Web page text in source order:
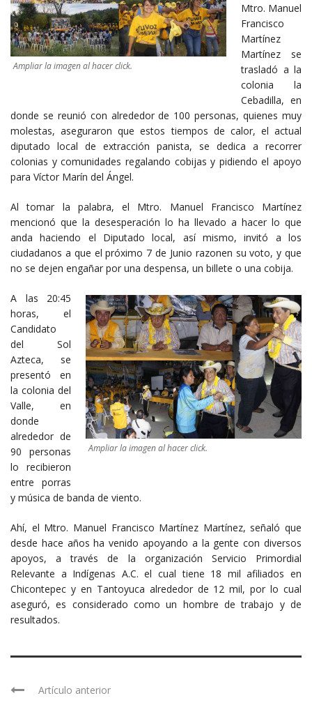
Ampliar la imagen al hacer click.
Mtro. Manuel
Francisco
Martínez
Martínez se
trasladó a la
colonia la
Cebadilla, en
donde se reunió con alrededor de 100 personas, quienes muy
molestas, aseguraron que estos tiempos de calor, el actual
diputado local de extracción panista, se dedica a recorrer
colonias y comunidades regalando cobijas y pidiendo el apoyo
para Víctor Marín del Ángel.
Al tomar la palabra, el Mtro. Manuel Francisco Martínez
mencionó que la desesperación lo ha llevado a hacer lo que
anda haciendo el Diputado local, así mismo, invitó a los
ciudadanos a que el próximo 7 de Junio razonen su voto, y que
no se dejen engañar por una despensa, un billete o una cobija.
Ampliar la imagen al hacer click.
A las 20:45
horas, el
Candidato
del Sol
Azteca, se
presentó en
la colonia del
Valle, en
donde
alrededor de
90 personas
lo recibieron
entre porras
y música de banda de viento.
Ahí, el Mtro. Manuel Francisco Martínez Martínez, señaló que
desde hace años ha venido apoyando a la gente con diversos
apoyos, a través de la organización Servicio Primordial
Relevante a Indígenas A.C. el cual tiene 18 mil afiliados en
Chicontepec y en Tantoyuca alrededor de 12 mil, por lo cual
aseguró, es considerado como un hombre de trabajo y de
resultados.
Artículo anterior